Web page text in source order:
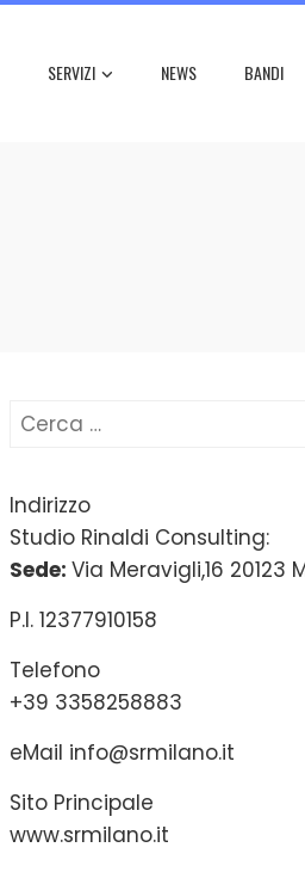
SERVIZI NEWS BANDI
Ricerca
Indirizzo
Studio Rinaldi Consulting:
Sede: Via Meravigli,16 20123
P.I. 12377910158
Telefono
+39 3358258883
eMail info@srmilano.it
Sito Principale
www.srmilano.it